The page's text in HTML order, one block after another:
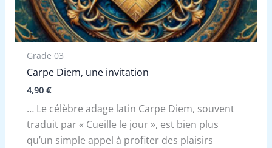
Grade 03
Carpe Diem, une invitation
4,90 €
… Le célèbre adage latin Carpe Diem, souvent
traduit par « Cueille le jour », est bien plus
qu’un simple appel à profiter des plaisirs